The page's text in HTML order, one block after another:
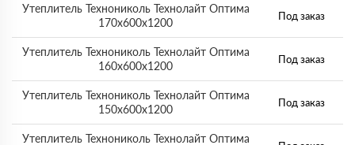
Утеплитель Технониколь Технолайт Оптима
170х600х1200
Под заказ
Утеплитель Технониколь Технолайт Оптима
160х600х1200
Под заказ
Утеплитель Технониколь Технолайт Оптима
150х600х1200
Под заказ
Утеплитель Технониколь Технолайт Оптима